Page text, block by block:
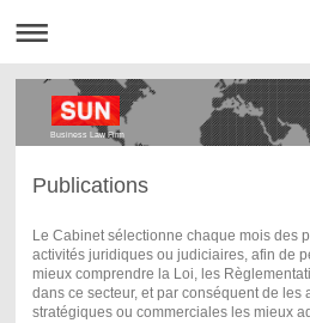
Business Law Firm
Publications
Le Cabinet sélectionne chaque mois des
activités juridiques ou judiciaires, afin de
mieux comprendre la Loi, les
dans ce secteur, et par conséquent de
stratégiques ou commerciales les mieux